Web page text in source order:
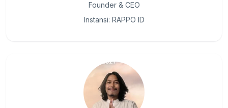
Founder & CEO
Instansi: RAPPO ID